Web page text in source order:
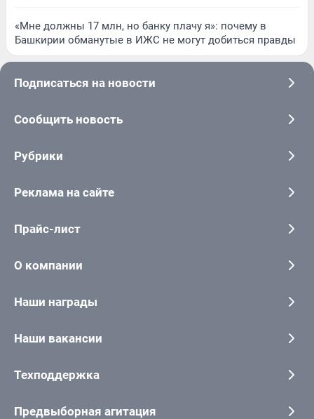
«Мне должны 17 млн, но банку плачу я»: почему в
Башкирии обманутые в ИЖС не могут добиться правды
Подписаться на новости
Сообщить новость
Рубрики
Реклама на сайте
Прайс-лист
О компании
Наши награды
Наши вакансии
Техподдержка
Предвыборная агитация